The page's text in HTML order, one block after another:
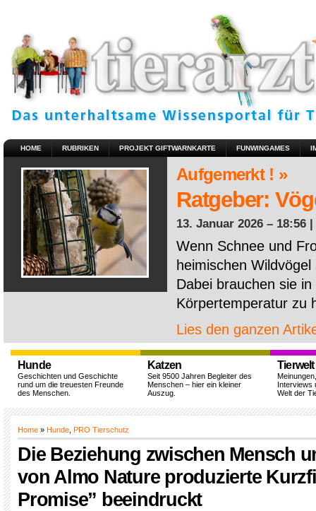
HOME RUBRIKEN PROJEKT GIFTWARNKARTE FUNWINGAMES
Aufgemerkt ! »
Ratgeber:
13. Januar 2026 – 18:56 |
Wenn Schnee und
heimischen
Dabei brauchen sie
Körpertemperatur zu
Lies den ganzen
Hunde
Geschichten und Geschichte
rund um die treuesten Freunde
des Menschen.
Katzen
Seit 9500 Jahren Begleiter des
Menschen – hier ein kleiner
Auszug.
Tierwelt
Interviews
Welt der
Home » Hunde PRO Tierschutz
Die Beziehung zwischen Mensch
von Almo Nature produzierte
Promise” beeindruckt